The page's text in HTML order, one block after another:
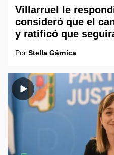
Villarruel le
consideró que el
y ratificó que
Por Stella Gárnica